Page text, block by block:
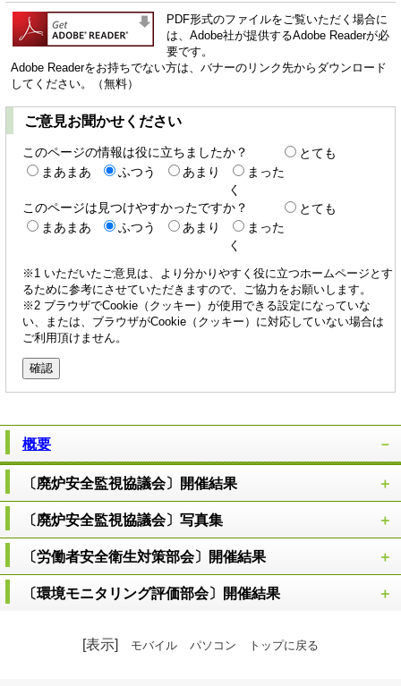
PDF形式のファイルをご覧いただく場合に
は、Adobe社が提供するAdobe Readerが必
要です。
Adobe Readerをお持ちでない方は、バナーのリンク先からダウンロード
してください。（無料）
ご意見お聞かせください
このページの情報は役に立ちましたか？
とても
まあまあ
ふつう あまり
まった
く
このページは見つけやすかったですか？
とても
まあまあ
ふつう あまり
まった
く
※1 いただいたご意見は、より分かりやすく役に立つホームページとす
るために参考にさせていただきますので、ご協力をお願いします。
※2 ブラウザでCookie（クッキー）が使用できる設定になっていな
い、または、ブラウザがCookie（クッキー）に対応していない場合は
ご利用頂けません。
概要
〔廃炉安全監視協議会〕開催結果
〔廃炉安全監視協議会〕写真集
〔労働者安全衛生対策部会〕開催結果
〔環境モニタリング評価部会〕開催結果
[表示] モバイル パソコン トップに戻る